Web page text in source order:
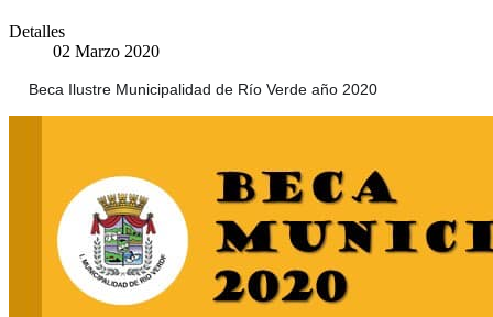
Detalles
02 Marzo 2020
Beca Ilustre Municipalidad de Río Verde año 2020